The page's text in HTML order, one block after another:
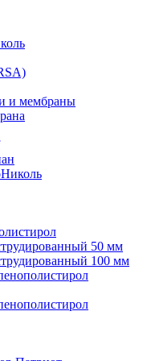
и мембраны
50 мм
100 мм